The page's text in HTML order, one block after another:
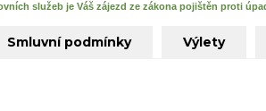
služeb je Váš zájezd ze zákona pojištěn proti
Smluvní podmínky Výlety